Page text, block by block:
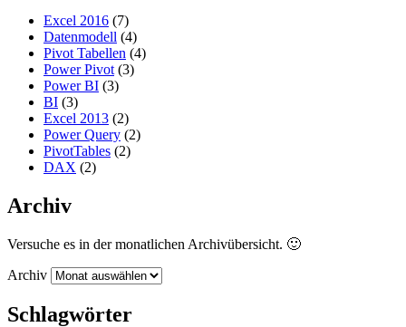
Excel 2016 (7)
Datenmodell (4)
Pivot Tabellen (4)
Power Pivot (3)
Power BI (3)
BI (3)
Excel 2013 (2)
Power Query (2)
PivotTables (2)
DAX (2)
Archiv
Versuche es in der monatlichen Archivübersicht. 🙂
Archiv
Schlagwörter